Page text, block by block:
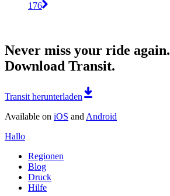
176
Never miss your ride again.
Download Transit.
Transit herunterladen
Available on iOS and Android
Hallo
Regionen
Blog
Druck
Hilfe